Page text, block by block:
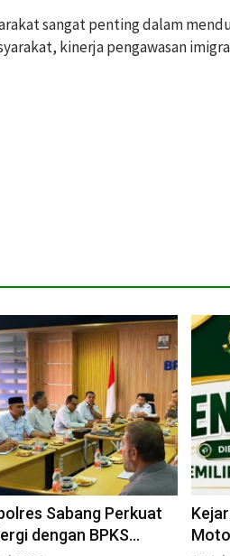
sangat penting dalam
kinerja pengawasan
Sabang Perkuat
dengan BPKS